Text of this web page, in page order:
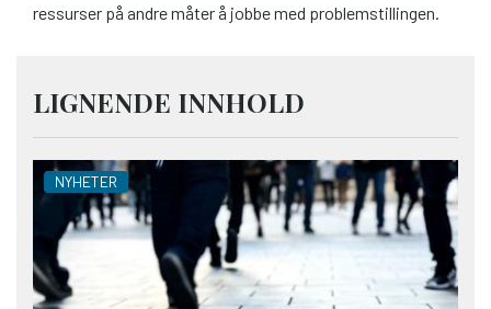
ressurser på andre måter å jobbe med problemstillingen.
LIGNENDE INNHOLD
NYHETER